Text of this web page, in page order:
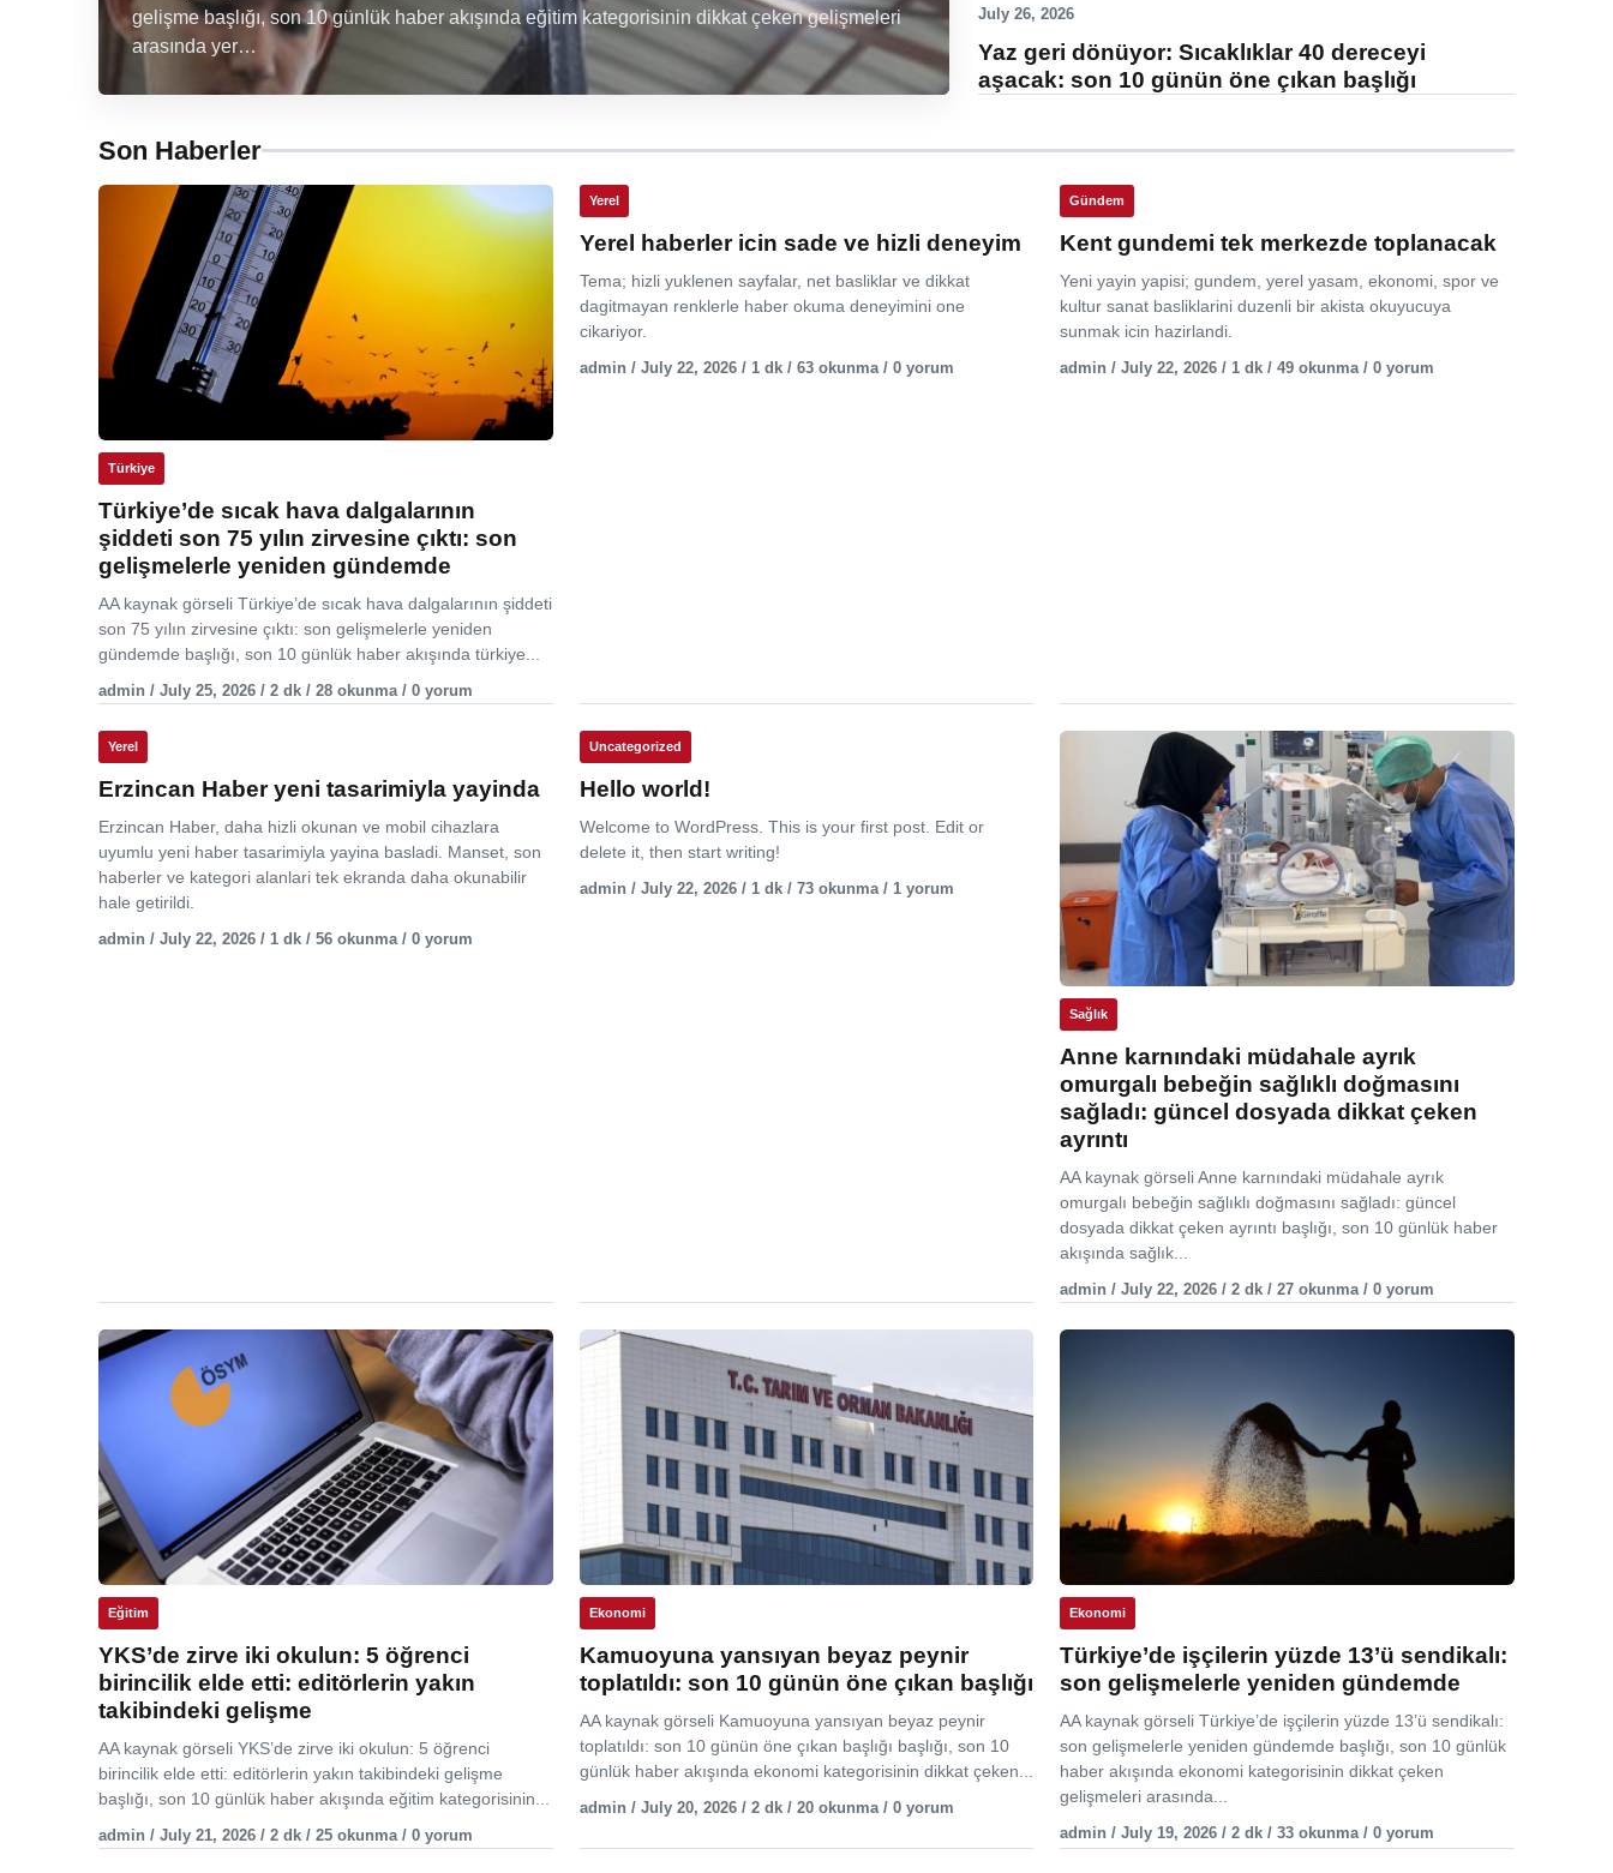
gelişme başlığı, son 10 günlük haber akışında eğitim kategorisinin dikkat çeken gelişmeleri
arasında yer…
July 26, 2026
Yaz geri dönüyor: Sıcaklıklar 40 dereceyi
aşacak: son 10 günün öne çıkan başlığı
Son Haberler
Türkiye
Türkiye’de sıcak hava dalgalarının
şiddeti son 75 yılın zirvesine çıktı: son
gelişmelerle yeniden gündemde
AA kaynak görseli Türkiye’de sıcak hava dalgalarının şiddeti
son 75 yılın zirvesine çıktı: son gelişmelerle yeniden
gündemde başlığı, son 10 günlük haber akışında türkiye...
admin / July 25, 2026 / 2 dk / 28 okunma / 0 yorum
Yerel
Yerel haberler icin sade ve hizli deneyim
Tema; hizli yuklenen sayfalar, net basliklar ve dikkat
dagitmayan renklerle haber okuma deneyimini one
cikariyor.
admin / July 22, 2026 / 1 dk / 63 okunma / 0 yorum
Gündem
Kent gundemi tek merkezde toplanacak
Yeni yayin yapisi; gundem, yerel yasam, ekonomi, spor ve
kultur sanat basliklarini duzenli bir akista okuyucuya
sunmak icin hazirlandi.
admin / July 22, 2026 / 1 dk / 49 okunma / 0 yorum
Yerel
Erzincan Haber yeni tasarimiyla yayinda
Erzincan Haber, daha hizli okunan ve mobil cihazlara
uyumlu yeni haber tasarimiyla yayina basladi. Manset, son
haberler ve kategori alanlari tek ekranda daha okunabilir
hale getirildi.
admin / July 22, 2026 / 1 dk / 56 okunma / 0 yorum
Uncategorized
Hello world!
Welcome to WordPress. This is your first post. Edit or
delete it, then start writing!
admin / July 22, 2026 / 1 dk / 73 okunma / 1 yorum
Sağlık
Anne karnındaki müdahale ayrık
omurgalı bebeğin sağlıklı doğmasını
sağladı: güncel dosyada dikkat çeken
ayrıntı
AA kaynak görseli Anne karnındaki müdahale ayrık
omurgalı bebeğin sağlıklı doğmasını sağladı: güncel
dosyada dikkat çeken ayrıntı başlığı, son 10 günlük haber
akışında sağlık...
admin / July 22, 2026 / 2 dk / 27 okunma / 0 yorum
Eğitim
YKS’de zirve iki okulun: 5 öğrenci
birincilik elde etti: editörlerin yakın
takibindeki gelişme
AA kaynak görseli YKS’de zirve iki okulun: 5 öğrenci
birincilik elde etti: editörlerin yakın takibindeki gelişme
başlığı, son 10 günlük haber akışında eğitim kategorisinin...
admin / July 21, 2026 / 2 dk / 25 okunma / 0 yorum
Ekonomi
Kamuoyuna yansıyan beyaz peynir
toplatıldı: son 10 günün öne çıkan başlığı
AA kaynak görseli Kamuoyuna yansıyan beyaz peynir
toplatıldı: son 10 günün öne çıkan başlığı başlığı, son 10
günlük haber akışında ekonomi kategorisinin dikkat çeken...
admin / July 20, 2026 / 2 dk / 20 okunma / 0 yorum
Ekonomi
Türkiye’de işçilerin yüzde 13’ü sendikalı:
son gelişmelerle yeniden gündemde
AA kaynak görseli Türkiye’de işçilerin yüzde 13’ü sendikalı:
son gelişmelerle yeniden gündemde başlığı, son 10 günlük
haber akışında ekonomi kategorisinin dikkat çeken
gelişmeleri arasında...
admin / July 19, 2026 / 2 dk / 33 okunma / 0 yorum